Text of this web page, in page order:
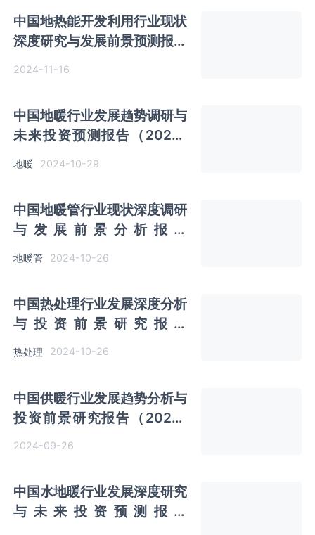
中国‌‌‌‌‌‌‌‌‌‌‌地热能开发利用‌‌行业现状
深度研究与发展前景预测报告
2024-11-16
中国地暖行业发展趋势调研与
未来投资预测报告（2024-
2031年）
地暖 2024-10-29
中国地暖管行业现状深度调研
与发展前景分析报告
（2024-2031年）
地暖管 2024-10-26
中国‌‌‌‌‌‌‌‌‌‌‌热处理行业发展深度分析
与投资前景研究报告
（2024-2031年）
热处理 2024-10-26
中国‌供暖行业发展趋势分析与
投资前景研究报告（2024-
2024-09-26
中国水地暖行业发展深度研究
与未来投资预测报告